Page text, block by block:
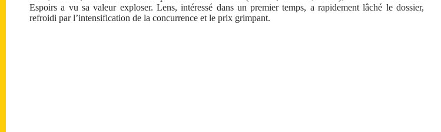
Espoirs a vu sa valeur exploser. Lens, intéressé dans un premier temps, a rapidement lâché le dossier,
refroidi par l’intensification de la concurrence et le prix grimpant.